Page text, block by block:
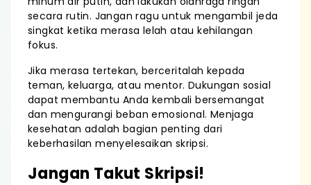
secara rutin. Jangan ragu untuk mengambil jeda
singkat ketika merasa lelah atau kehilangan
fokus.
Jika merasa tertekan, berceritalah kepada
teman, keluarga, atau mentor. Dukungan sosial
dapat membantu Anda kembali bersemangat
dan mengurangi beban emosional. Menjaga
kesehatan adalah bagian penting dari
keberhasilan menyelesaikan skripsi.
Jangan Takut Skripsi!